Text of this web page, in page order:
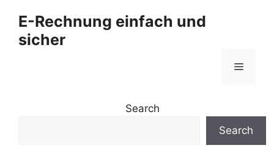
Inhalt
springen
E-Rechnung einfach und
sicher
Menü
Search
Search